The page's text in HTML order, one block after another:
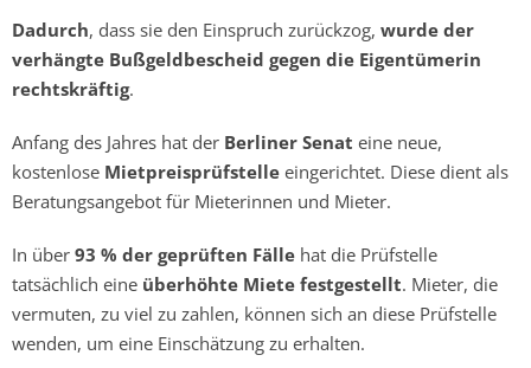
Dadurch, dass sie den Einspruch zurückzog, wurde der
verhängte Bußgeldbescheid gegen die Eigentümerin
rechtskräftig.
Anfang des Jahres hat der Berliner Senat eine neue,
kostenlose Mietpreisprüfstelle eingerichtet. Diese dient als
Beratungsangebot für Mieterinnen und Mieter.
In über 93 % der geprüften Fälle hat die Prüfstelle
tatsächlich eine überhöhte Miete festgestellt. Mieter, die
vermuten, zu viel zu zahlen, können sich an diese Prüfstelle
wenden, um eine Einschätzung zu erhalten.